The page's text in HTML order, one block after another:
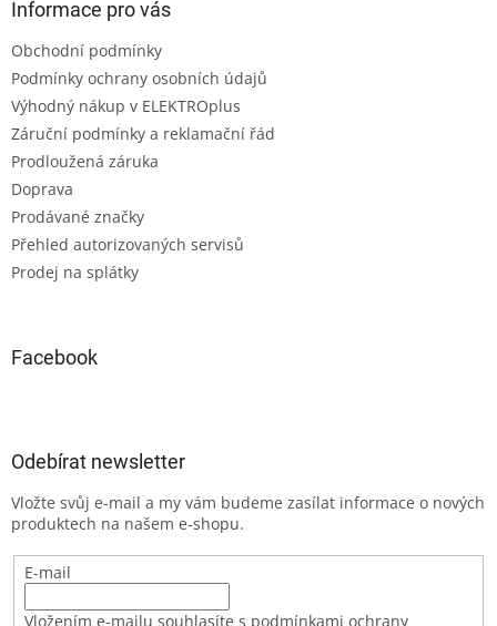
Informace pro vás
Obchodní podmínky
Podmínky ochrany osobních údajů
Výhodný nákup v ELEKTROplus
Záruční podmínky a reklamační řád
Prodloužená záruka
Doprava
Prodávané značky
Přehled autorizovaných servisů
Prodej na splátky
Facebook
Odebírat newsletter
Vložte svůj e-mail a my vám budeme zasílat informace o nových
produktech na našem e-shopu.
E-mail
Vložením e-mailu souhlasíte s podmínkami ochrany